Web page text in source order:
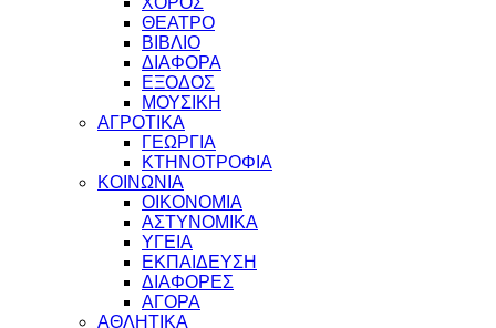
ΘΕΑΤΡΟ
ΒΙΒΛΙΟ
ΔΙΑΦΟΡΑ
ΕΞΟΔΟΣ
ΜΟΥΣΙΚΗ
ΑΓΡΟΤΙΚΑ
ΓΕΩΡΓΙΑ
ΚΤΗΝΟΤΡΟΦΙΑ
ΚΟΙΝΩΝΙΑ
ΟΙΚΟΝΟΜΙΑ
ΑΣΤΥΝΟΜΙΚΑ
ΥΓΕΙΑ
ΕΚΠΑΙΔΕΥΣΗ
ΔΙΑΦΟΡΕΣ
ΑΓΟΡΑ
ΑΘΛΗΤΙΚΑ